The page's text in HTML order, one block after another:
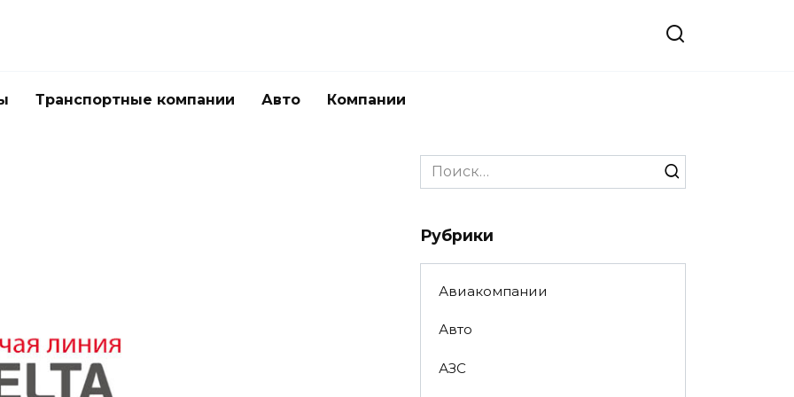
Транспортные компании Авто Компании
Search
for:
Рубрики
Авиакомпании
Авто
АЗС